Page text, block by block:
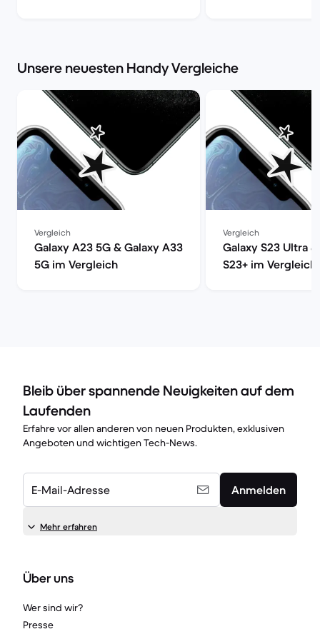
Unsere neuesten Handy Vergleiche
Vergleich
Galaxy A23 5G & Galaxy A33
5G im Vergleich
Vergleich
Galaxy S23 Ultra
S23+ im Vergleich
Bleib über spannende Neuigkeiten auf dem
Laufenden
Erfahre vor allen anderen von neuen Produkten, exklusiven
Angeboten und wichtigen Tech-News.
E-Mail-Adresse Anmelden
Mehr erfahren
Über uns
Wer sind wir?
Presse